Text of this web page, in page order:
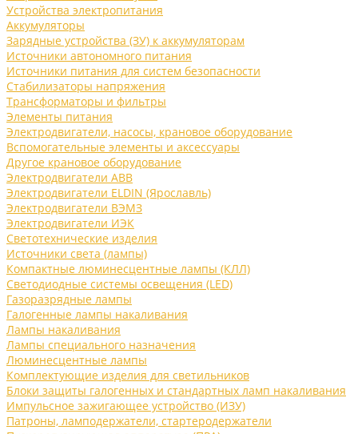
Устройства электропитания
Аккумуляторы
Зарядные устройства (ЗУ) к аккумуляторам
Источники автономного питания
Источники питания для систем безопасности
Стабилизаторы напряжения
Трансформаторы и фильтры
Элементы питания
Электродвигатели, насосы, крановое оборудование
Вспомогательные элементы и аксессуары
Другое крановое оборудование
Электродвигатели ABB
Электродвигатели ELDIN (Ярославль)
Электродвигатели ВЭМЗ
Электродвигатели ИЭК
Светотехнические изделия
Источники света (лампы)
Компактные люминесцентные лампы (КЛЛ)
Светодиодные системы освещения (LED)
Газоразрядные лампы
Галогенные лампы накаливания
Лампы накаливания
Лампы специального назначения
Люминесцентные лампы
Комплектующие изделия для светильников
Блоки защиты галогенных и стандартных ламп накаливания
Импульсное зажигающее устройство (ИЗУ)
Патроны, ламподержатели, стартеродержатели